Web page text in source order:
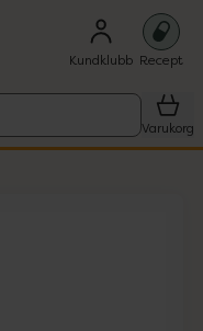
Kundklubb Recept
Varukorg